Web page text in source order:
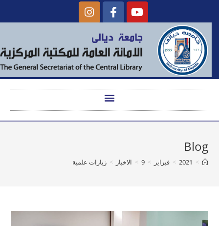
Blog
>
2021
> فبراير >
9
> الاخبار > زيارات علمية